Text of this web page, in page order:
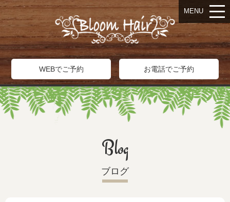
WEBでご予約 お電話でご予約
MENU
Blog
ブログ